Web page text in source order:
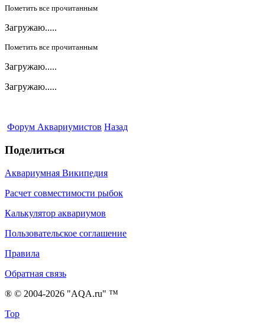
Пометить все прочитанным
Загружаю.....
Пометить все прочитанным
Загружаю.....
Загружаю.....
Форум Аквариумистов Назад
Поделиться
Аквариумная Википедия
Расчет совместимости рыбок
Калькулятор аквариумов
Пользовательское соглашение
Правила
Обратная связь
® © 2004-2026 "AQA.ru" ™
Top